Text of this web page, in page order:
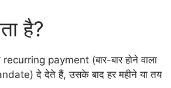
है?
payment (बार-बार होने वाला
दे देते हैं, उसके बाद हर महीने या तय